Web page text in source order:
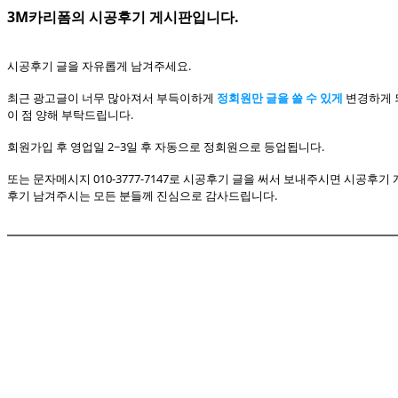
3M카리폼의 시공후기 게시판입니다.
시공후기 글을 자유롭게 남겨주세요.
최근 광고글이 너무 많아져서 부득이하게 정회원만 글을 쓸 수 있게 변경하게
이 점 양해 부탁드립니다.
회원가입 후 영업일 2~3일 후 자동으로 정회원으로 등업됩니다.
또는 문자메시지 010-3777-7147로 시공후기 글을 써서 보내주시면 시공후기
후기 남겨주시는 모든 분들께 진심으로 감사드립니다.